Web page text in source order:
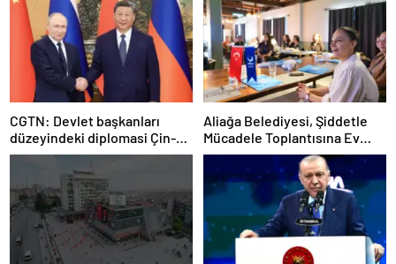
CGTN: Devlet başkanları
düzeyindeki diplomasi Çin-
Rusya arasındaki büyüyen
ortaklığı güçlendiriyor
Aliağa Belediyesi, Şiddetle
Mücadele Toplantısına Ev
Sahipliği Yaptı